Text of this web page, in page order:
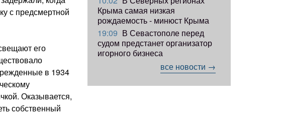
с предсмертной
его
в 1934
Оказывается,
соб­ственный
Крыма самая низкая
рождаемость - минюст Крыма
19:09 В Севастополе перед
судом предстанет организатор
игорного бизнеса
все новости →